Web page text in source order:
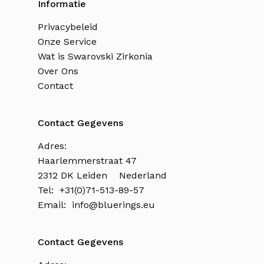
Informatie
Privacybeleid
Onze Service
Wat is Swarovski Zirkonia
Over Ons
Contact
Contact Gegevens
Adres:
Haarlemmerstraat 47
2312 DK Leiden Nederland
Tel: +31(0)71-513-89-57
Email: info@bluerings.eu
Contact Gegevens